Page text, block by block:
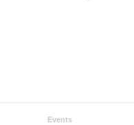
Events